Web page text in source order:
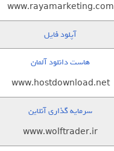
www.rayamarketing.com
آپلود فایل
هاست دانلود آلمان
www.hostdownload.net
سرمایه گذاری آنلاین
www.wolftrader.ir